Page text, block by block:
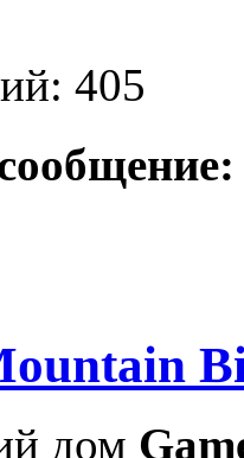
405
дом